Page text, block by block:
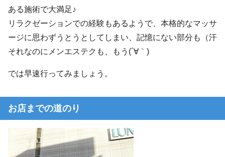
ある施術で大満足♪
リラクゼーションでの経験もあるようで、本格的なマッサ
ージに思わずうとうとしてしまい、記憶にない部分も（汗
それなのにメンエステクも、もう(´∀｀)
では早速行ってみましょう。
お店までの道のり